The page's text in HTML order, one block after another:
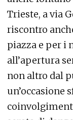
Trieste, a via
riscontro
piazza e per i
all’apertura
non altro dal
un’occasione